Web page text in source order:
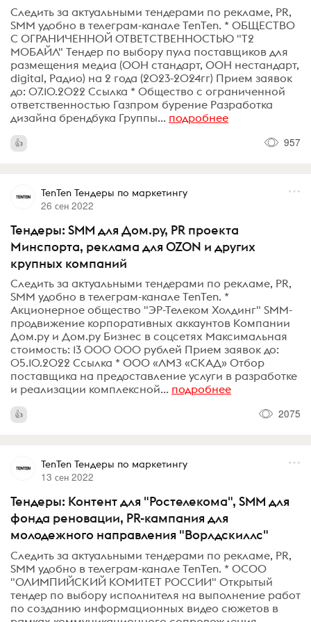
Следить за актуальными тендерами по рекламе, PR,
SMM удобно в телеграм-канале TenTen. * ОБЩЕСТВО
С ОГРАНИЧЕННОЙ ОТВЕТСТВЕННОСТЬЮ "Т2
МОБАЙЛ" Тендер по выбору пула поставщиков для
размещения медиа (ООН стандарт, ООН нестандарт,
digital, Радио) на 2 года (2023-2024гг) Прием заявок
до: 07.10.2022 Ссылка * Общество с ограниченной
ответственностью Газпром бурение Разработка
дизайна брендбука Группы... подробнее
957
TenTen Тендеры по маркетингу
26 сен 2022
Тендеры: SMM для Дом.ру, PR проекта
Минспорта, реклама для OZON и других
крупных компаний
Следить за актуальными тендерами по рекламе, PR,
SMM удобно в телеграм-канале TenTen. *
Акционерное общество "ЭР-Телеком Холдинг" SMM-
продвижение корпоративных аккаунтов Компании
Дом.ру и Дом.ру Бизнес в соцсетях Максимальная
стоимость: 13 000 000 рублей Прием заявок до:
05.10.2022 Ссылка * ООО «ЛМЗ «СКАД» Отбор
поставщика на предоставление услуги в разработке
и реализации комплексной... подробнее
2075
TenTen Тендеры по маркетингу
13 сен 2022
Тендеры: Контент для "Ростелекома", SMM для
фонда реновации, PR-кампания для
молодежного направления "Ворлдскиллс"
Следить за актуальными тендерами по рекламе, PR,
SMM удобно в телеграм-канале TenTen. * ОСОО
"ОЛИМПИЙСКИЙ КОМИТЕТ РОССИИ" Открытый
тендер по выбору исполнителя на выполнение работ
по созданию информационных видео сюжетов в